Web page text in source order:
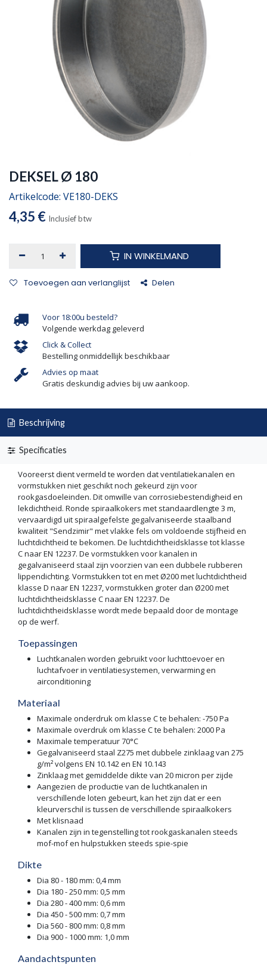
DEKSEL Ø 180
Artikelcode: VE180-DEKS
4,35 € Inclusief btw
IN WINKELMAND
Toevoegen aan verlanglijst Delen
Voor 18:00u besteld?
Volgende werkdag geleverd
Click & Collect
Bestelling onmiddellijk beschikbaar
Advies op maat
Gratis deskundig advies bij uw aankoop.
Beschrijving
Specificaties
Vooreerst dient vermeld te worden dat ventilatiekanalen en
vormstukken niet geschikt noch gekeurd zijn voor
rookgasdoeleinden. Dit omwille van corrosiebestendigheid en
lekdichtheid. Ronde spiraalkokers met standaardlengte 3 m,
vervaardigd uit spiraalgefelste gegalvaniseerde staalband
kwaliteit "Sendzimir" met vlakke fels om voldoende stijfheid en
luchtdichtheid te bekomen. De luchtdichtheidsklasse tot klasse
C naar EN 12237. De vormstukken voor kanalen in
gegalvaniseerd staal zijn voorzien van een dubbele rubberen
lippendichting. Vormstukken tot en met Ø200 met luchtdichtheid
klasse D naar EN 12237, vormstukken groter dan Ø200 met
luchtdichtheidsklasse C naar EN 12237. De
luchtdichtheidsklasse wordt mede bepaald door de montage
op de werf.
Toepassingen
Luchtkanalen worden gebruikt voor luchttoevoer en
luchtafvoer in ventilatiesystemen, verwarming en
airconditioning
Materiaal
Maximale onderdruk om klasse C te behalen: -750 Pa
Maximale overdruk om klasse C te behalen: 2000 Pa
Maximale temperatuur 70°C
Gegalvaniseerd staal Z275 met dubbele zinklaag van 275
g/m² volgens EN 10.142 en EN 10.143
Zinklaag met gemiddelde dikte van 20 micron per zijde
Aangezien de productie van de luchtkanalen in
verschillende loten gebeurt, kan het zijn dat er een
kleurverschil is tussen de verschillende spiraalkokers
Met klisnaad
Kanalen zijn in tegenstelling tot rookgaskanalen steeds
mof-mof en hulpstukken steeds spie-spie
Dikte
Dia 80 - 180 mm: 0,4 mm
Dia 180 - 250 mm: 0,5 mm
Dia 280 - 400 mm: 0,6 mm
Dia 450 - 500 mm: 0,7 mm
Dia 560 - 800 mm: 0,8 mm
Dia 900 - 1000 mm: 1,0 mm
Aandachtspunten